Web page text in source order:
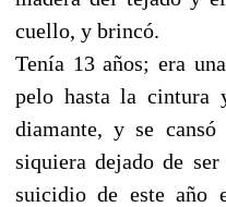
cuello, y brincó.
Tenía 13 años; era
pelo hasta la cintura
diamante, y se
siquiera dejado de
suicidio de este año